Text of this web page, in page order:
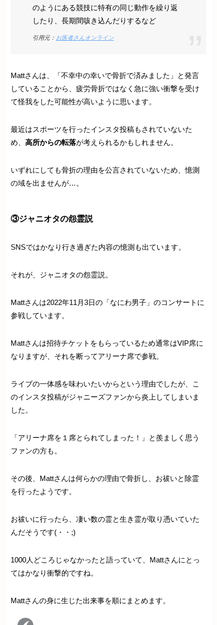
のようにある競技に特有の同じ動作を繰り返
したり、長期間咳き込んだりするなど
引用元： お医者さんオンライン
Mattさんは、「不幸中の幸いで骨折で済みました」と発言
していることから、疲労骨折ではなく急に強い衝撃を受け
て怪我をした可能性が高いように思います。
最近はスポーツを行ったインスタ投稿もされていないた
め、高所からの転落が考えられるかもしれません。
いずれにしても骨折の理由を公言されていないため、憶測
の域を出ませんが…。
③ジャニオタの怨霊説
SNSではかなり行き過ぎた内容の憶測も出ています。
それが、ジャニオタの怨霊説。
Mattさんは2022年11月3日の「なにわ男子」のコンサートに
参戦しています。
Mattさんは招待チケットをもらっているため通常はVIP席に
なりますが、それを断ってアリーナ席で参戦。
ライブの一体感を味わいたいからという理由でしたが、こ
のインスタ投稿がジャニーズファンから炎上してしまいま
した。
「アリーナ席を１席とられてしまった！」と羨ましく思う
ファンの方も。
その後、Mattさんは何らかの理由で骨折し、お祓いと除霊
を行ったようです。
お祓いに行ったら、凄い数の霊と生き霊が取り憑いていた
んだそうです(・・;)
1000人どころじゃなかったと語っていて、Mattさんにとっ
てはかなり衝撃的ですね。
Mattさんの身に生じた出来事を順にまとめます。